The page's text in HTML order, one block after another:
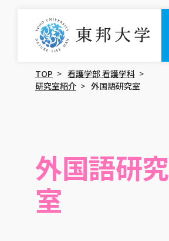
TOP
看護学部 看護学科
研究室紹介
外国語研究室
外国語研究
室